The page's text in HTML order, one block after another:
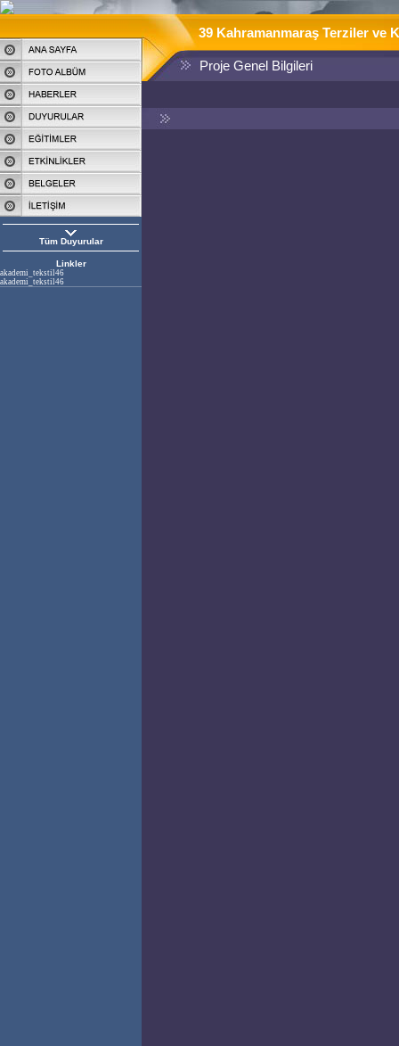
Tüm Duyurular
Linkler
akademi_tekstil46
akademi_tekstil46
39 Kahramanmaraş Terziler ve
Proje Genel Bilgileri